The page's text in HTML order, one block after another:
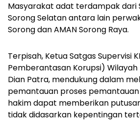
Masyarakat adat terdampak dari
Sorong Selatan antara lain
Sorong dan AMAN Sorong Raya.
Terpisah, Ketua Satgas Supervisi
Pemberantasan Korupsi) Wilayah
Dian Patra, mendukung dalam
pemantauan proses
hakim dapat memberikan
tidak didasarkan kepentingan